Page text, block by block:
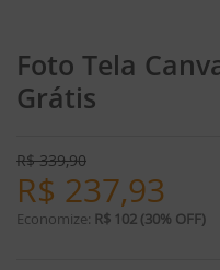
Foto Tela
Grátis
R$339,90
R$ 237,93
Economize: R$ 102 (30% OFF)